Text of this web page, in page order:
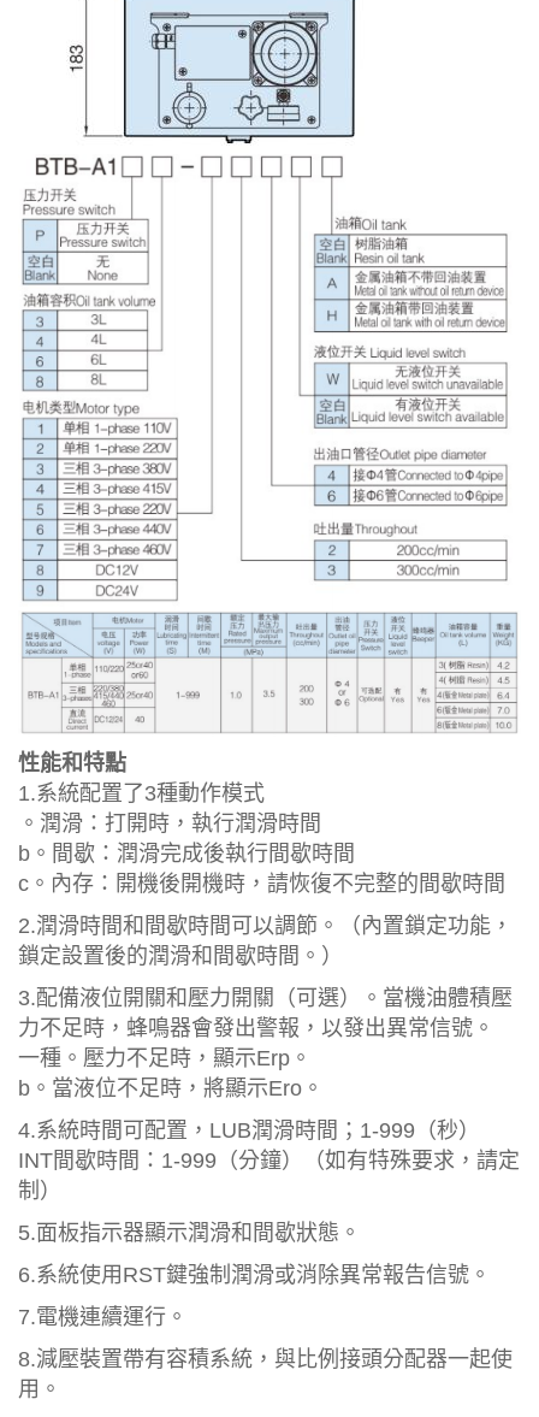
性能和特點
1.系統配置了3種動作模式
。潤滑：打開時，執行潤滑時間
b。間歇：潤滑完成後執行間歇時間
c。內存：開機後開機時，請恢復不完整的間歇時間
2.潤滑時間和間歇時間可以調節。（內置鎖定功能，
鎖定設置後的潤滑和間歇時間。）
3.配備液位開關和壓力開關（可選）。當機油體積壓
力不足時，蜂鳴器會發出警報，以發出異常信號。
一種。壓力不足時，顯示Erp。
b。當液位不足時，將顯示Ero。
4.系統時間可配置，LUB潤滑時間；1-999（秒）
INT間歇時間：1-999（分鐘）（如有特殊要求，請定
制）
5.面板指示器顯示潤滑和間歇狀態。
6.系統使用RST鍵強制潤滑或消除異常報告信號。
7.電機連續運行。
8.減壓裝置帶有容積系統，與比例接頭分配器一起使
用。